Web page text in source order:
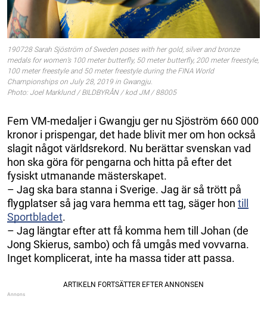
190728 Sarah Sjöström of Sweden poses with her gold, silver and bronze
medals for women’s 100 meter butterfly, 50 meter butterfly, 200 meter freestyle,
100 meter freestyle and 50 meter freestyle during the FINA World
Championships on July 28, 2019 in Gwangju.
Photo: Joel Marklund / BILDBYRÅN / kod JM / 88005
Fem VM-medaljer i Gwangju ger nu Sjöström 660 000
kronor i prispengar, det hade blivit mer om hon också
slagit något världsrekord. Nu berättar svenskan vad
hon ska göra för pengarna och hitta på efter det
fysiskt utmanande mästerskapet.
– Jag ska bara stanna i Sverige. Jag är så trött på
flygplatser så jag vara hemma ett tag, säger hon till
Sportbladet.
– Jag längtar efter att få komma hem till Johan (de
Jong Skierus, sambo) och få umgås med vovvarna.
Inget komplicerat, inte ha massa tider att passa.